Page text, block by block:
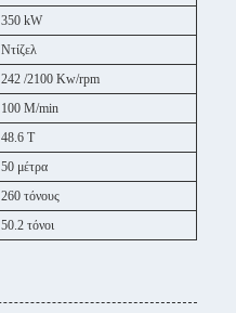
350 kW
Ντίζελ
242 /2100 Kw/rpm
100 M/min
48.6 Τ
50 μέτρα
260 τόνους
50.2 τόνοι